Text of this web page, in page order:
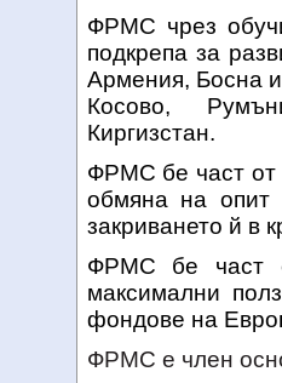
ФРМС чрез
подкрепа за
Армения, Босна
Косово,
Киргизстан.
ФРМС бе част от
обмяна на опит
закриването й в
ФРМС бе част
максимални
фондове на
ФРМС е член